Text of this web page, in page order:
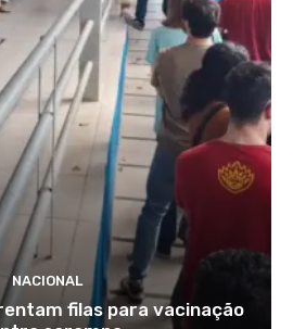
NACIONAL
filas para vacinação